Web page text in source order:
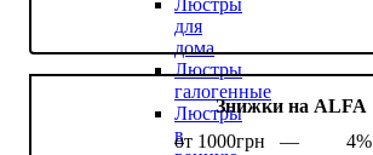
Люстры
для
дома
Люстры
галогенные
Люстры
в
Знижки на ALFA
от 1000грн —
4%